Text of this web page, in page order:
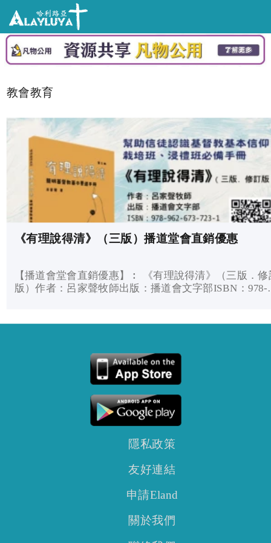
教會教育
《有理說得清》（三版）播道堂會直銷優惠
【播道會堂會直銷優惠】︰ 《有理說得清》（三版．修
版）作者：呂家聲牧師出版：播道會文字部ISBN：978-
要！對...
隱私政策
友好連結
申請Eland
關於我們